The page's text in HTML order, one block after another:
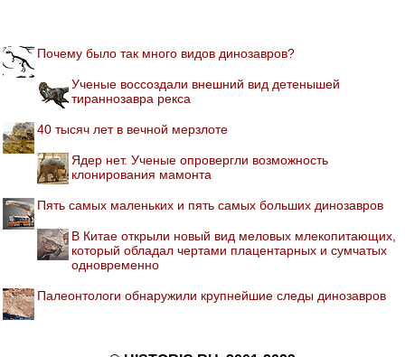
Почему было так много видов динозавров?
Ученые воссоздали внешний вид детенышей
тираннозавра рекса
40 тысяч лет в вечной мерзлоте
Ядер нет. Ученые опровергли возможность
клонирования мамонта
Пять самых маленьких и пять самых больших динозавров
В Китае открыли новый вид меловых млекопитающих,
который обладал чертами плацентарных и сумчатых
одновременно
Палеонтологи обнаружили крупнейшие следы динозавров